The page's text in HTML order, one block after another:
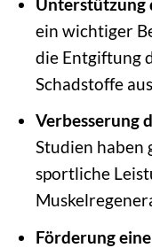
ein wichtiger
die Entgiftung
Schadstoffe
Verbesserung
Studien haben
sportliche
Förderung